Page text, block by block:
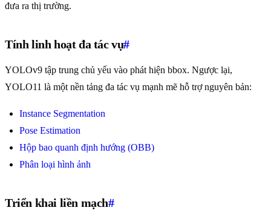
đưa ra thị trường.
Tính linh hoạt đa tác vụ#
YOLOv9 tập trung chủ yếu vào phát hiện bbox. Ngược lại,
YOLO11 là một nền tảng đa tác vụ mạnh mẽ hỗ trợ nguyên bản:
Instance Segmentation
Pose Estimation
Hộp bao quanh định hướng (OBB)
Phân loại hình ảnh
Triển khai liền mạch#